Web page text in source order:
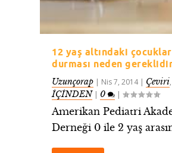
12 yaş altındaki
durması neden
Uzunçorap | Nis 7, 2014| Çeviri
İÇİNDEN| 0 |
Amerikan Pediatri
Derneği 0 ile 2 yaş